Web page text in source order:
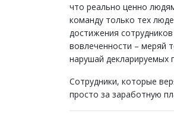
что реально ценно
команду только тех
достижения
вовлеченности – меряй
нарушай декларируемых
Сотрудники, которые
просто за заработную